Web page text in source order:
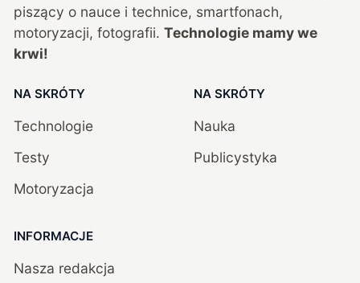
piszący o nauce i technice, smartfonach,
motoryzacji, fotografii. Technologie mamy we
krwi!
NA SKRÓTY
Technologie
Testy
Motoryzacja
NA SKRÓTY
Nauka
Publicystyka
INFORMACJE
Nasza redakcja